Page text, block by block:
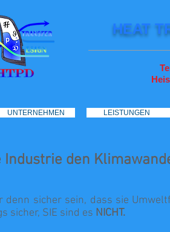
HEAT
UNTERNEHMEN LEISTUNGEN
Industrie den
denn sicher sein, dass sie
sicher, SIE sind es NICHT.
UNTERNEHMEN LEISTUNGEN